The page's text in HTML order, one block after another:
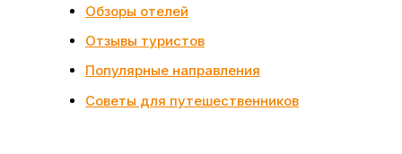
Обзоры отелей
Отзывы туристов
Популярные направления
Советы для путешественников